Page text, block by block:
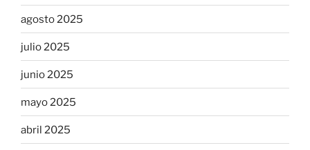
agosto 2025
julio 2025
junio 2025
mayo 2025
abril 2025